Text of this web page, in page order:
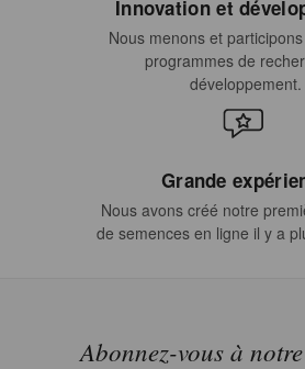
Innovation et
Nous menons et
programmes de
développement.
Grande
Nous avons créé notre
de semences en ligne il y a
Abonnez-vous à